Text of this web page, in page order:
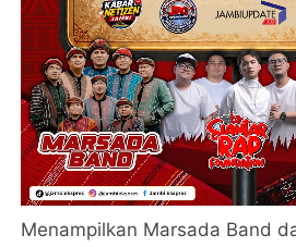
Menampilkan Marsada Band